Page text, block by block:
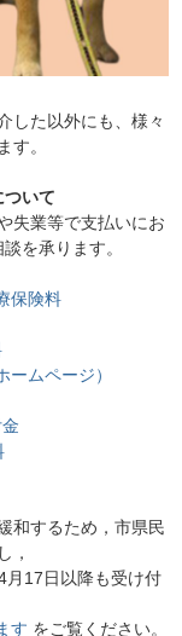
した以外にも、様々
す。
ついて
失業等で支払いにお
を承ります。
保険料
ムページ）
和するため，市県民
，
月17日以降も受け付
す をご覧ください。